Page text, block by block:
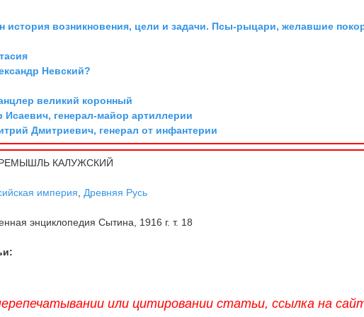
история возникновения, цели и задачи. Псы-рыцари, желавшие
Невский?
великий коронный
генерал-майор артиллерии
Дмитриевич, генерал от инфантерии
КАЛУЖСКИЙ
империя Древняя Русь
энциклопедия Сытина, 1916 г. т. 18
или цитировании статьи, ссылка на